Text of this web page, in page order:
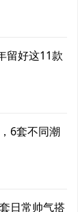
留好这11款
6套不同潮
日常帅气搭